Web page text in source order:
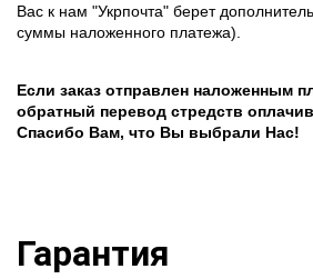
Вас к нам "Укрпочта" берет
суммы наложенного платежа).
Если заказ отправлен наложенным
обратный перевод стредств
Спасибо Вам, что Вы выбрали Нас!
Гарантия